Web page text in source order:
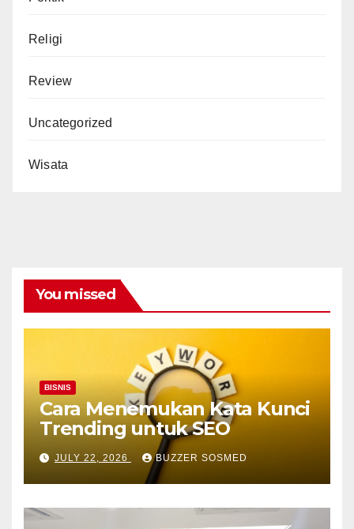
Religi
Review
Uncategorized
Wisata
You missed
BISNIS
Cara Menemukan Kata Kunci
Trending untuk SEO
JULY 22, 2026 BUZZER SOSMED